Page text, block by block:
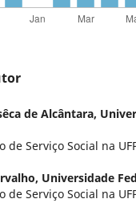
de Alcântara,
de Serviço Social na
Universidade
de Serviço Social na